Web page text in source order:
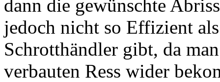
dann die gewünschte
jedoch nicht so Effizient
Schrotthändler gibt, da
verbauten Ress wider